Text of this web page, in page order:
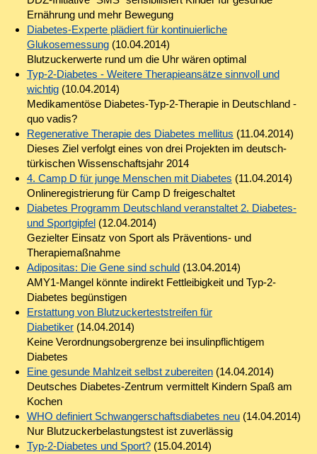
Ernährung und mehr Bewegung
Diabetes-Experte plädiert für kontinuierliche
Glukosemessung(10.04.2014)
Blutzuckerwerte rund um die Uhr wären optimal
Typ-2-Diabetes - Weitere Therapieansätze sinnvoll und
wichtig(10.04.2014)
Medikamentöse Diabetes-Typ-2-Therapie in Deutschland -
quo vadis?
Regenerative Therapie des Diabetes mellitus (11.04.2014)
Dieses Ziel verfolgt eines von drei Projekten im deutsch-
türkischen Wissenschaftsjahr 2014
4. Camp D für junge Menschen mit Diabetes (11.04.2014)
Onlineregistrierung für Camp D freigeschaltet
Diabetes Programm Deutschland veranstaltet 2. Diabetes-
und Sportgipfel(12.04.2014)
Gezielter Einsatz von Sport als Präventions- und
Therapiemaßnahme
Adipositas: Die Gene sind schuld(13.04.2014)
AMY1-Mangel könnte indirekt Fettleibigkeit und Typ-2-
Diabetes begünstigen
Erstattung von Blutzuckerteststreifen für
Diabetiker(14.04.2014)
Keine Verordnungsobergrenze bei insulinpflichtigem
Diabetes
Eine gesunde Mahlzeit selbst zubereiten(14.04.2014)
Deutsches Diabetes-Zentrum vermittelt Kindern Spaß am
Kochen
WHO definiert Schwangerschaftsdiabetes neu(14.04.2014)
Nur Blutzuckerbelastungstest ist zuverlässig
Typ-2-Diabetes und Sport?(15.04.2014)